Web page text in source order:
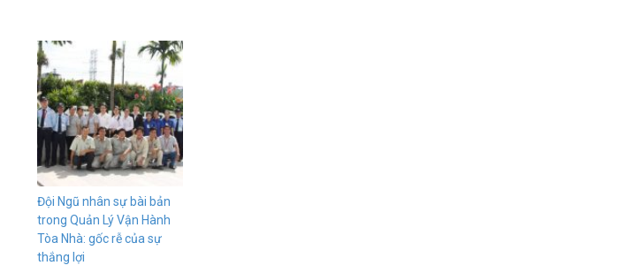
Đội Ngũ nhân sự bài bản
trong Quản Lý Vận Hành
Tòa Nhà: gốc rễ của sự
thắng lợi